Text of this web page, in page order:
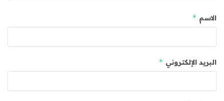
الاسم *
البريد الإلكتروني *